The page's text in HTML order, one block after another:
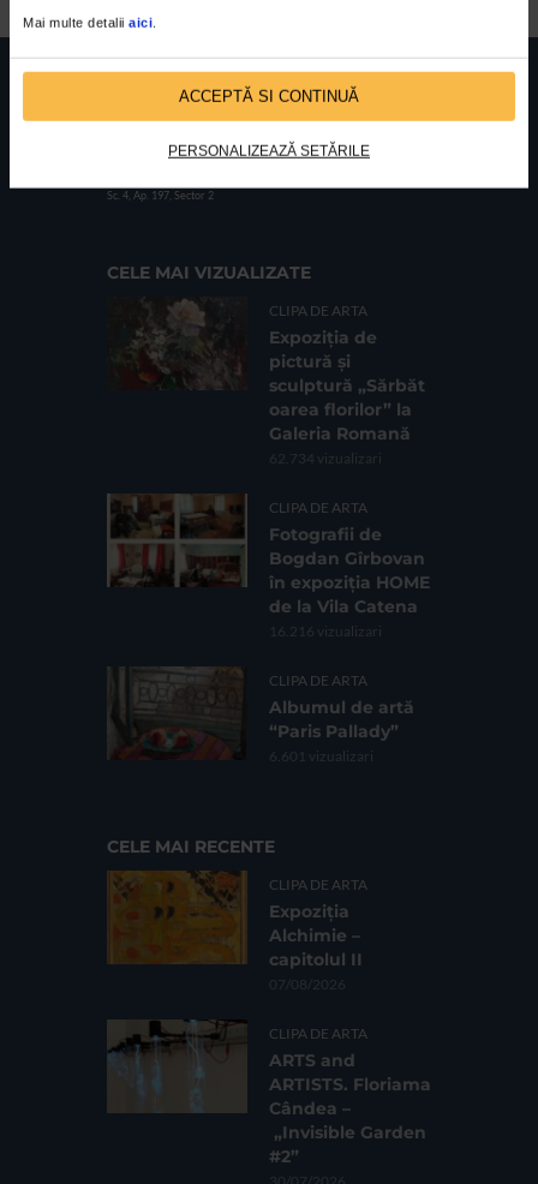
Mai multe detalii aici
ACCEPTĂ SI CONTINUĂ
PERSONALIZEAZĂ SETĂRILE
FUNDATIA FILDAS ARTNr inreg registrul special: 4 PJ/ 29.01.2013
Sc. 4, Ap. 197, Sector 2
CELE MAI VIZUALIZATE
CLIPA DE ARTA
Expoziția de
pictură și
sculptură „Sărbăt
oarea florilor” la
Galeria Romană
62.734 vizualizari
CLIPA DE ARTA
Fotografii de
Bogdan Gîrbovan
în expoziția HOME
de la Vila Catena
16.216 vizualizari
CLIPA DE ARTA
Albumul de artă
“Paris Pallady”
6.601 vizualizari
CELE MAI RECENTE
CLIPA DE ARTA
Expoziția
Alchimie –
capitolul II
07/08/2026
CLIPA DE ARTA
ARTS and
ARTISTS. Floriama
Cândea –
„Invisible Garden
#2”